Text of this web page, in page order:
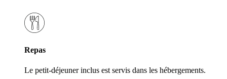
Repas
Le petit-déjeuner inclus est servis dans les hébergements.